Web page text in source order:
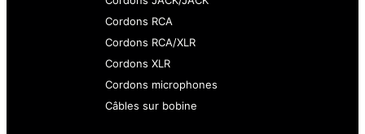
Cordons RCA
Cordons RCA/XLR
Cordons XLR
Cordons microphones
Câbles sur bobine